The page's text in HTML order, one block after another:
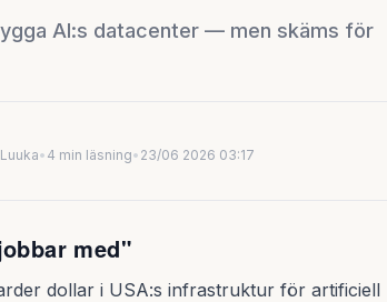
AI:s datacenter — men skäms för
• 4 min läsning• 23/06 2026 03:17
med"
dollar i USA:s infrastruktur för artificiell